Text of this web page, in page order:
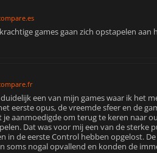
games gaan zich opstapelen aan
een van mijn games waar ik het
eerste opus, de vreemde sfeer en de
aanmoedigde om terug te keren naar
Dat was voor mij een van de sterke
in de eerste Control hebben opgelost.
soms nogal opvallend en konden de